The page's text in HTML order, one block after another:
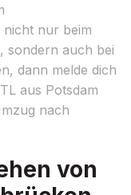
nicht nur beim
sondern auch bei
dann melde dich
aus Potsdam
nach
von